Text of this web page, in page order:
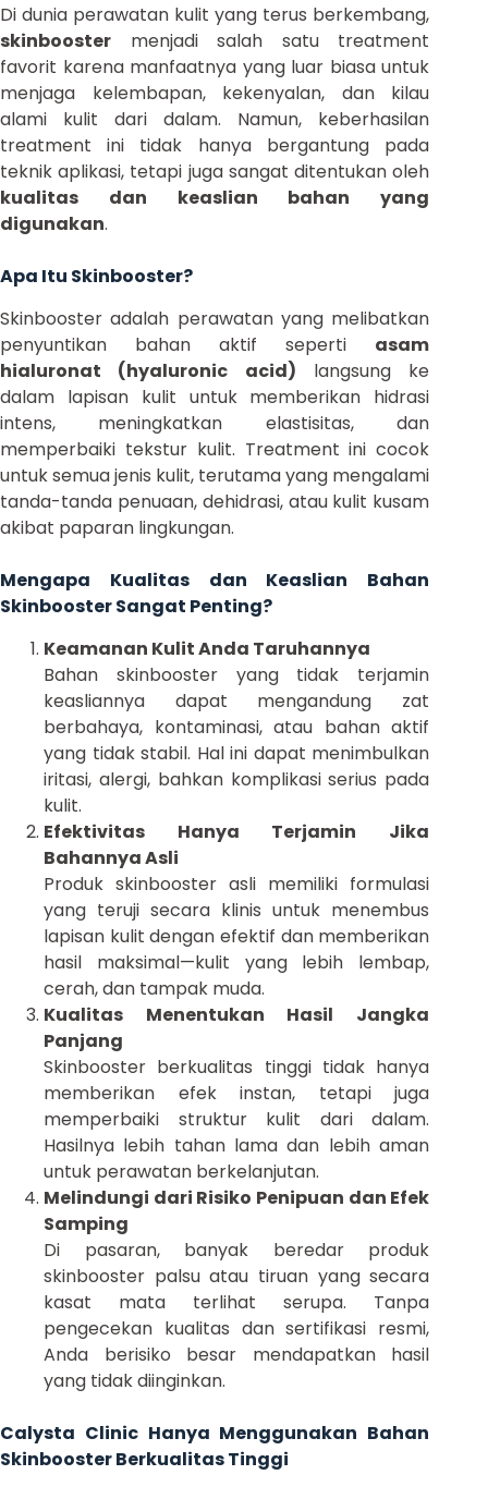
Di dunia perawatan kulit yang terus berkembang,
skinbooster menjadi salah satu treatment
favorit karena manfaatnya yang luar biasa untuk
menjaga kelembapan, kekenyalan, dan kilau
alami kulit dari dalam. Namun, keberhasilan
treatment ini tidak hanya bergantung pada
teknik aplikasi, tetapi juga sangat ditentukan oleh
kualitas dan keaslian bahan yang
digunakan.
Apa Itu Skinbooster?
Skinbooster adalah perawatan yang melibatkan
penyuntikan bahan aktif seperti asam
hialuronat (hyaluronic acid) langsung ke
dalam lapisan kulit untuk memberikan hidrasi
intens, meningkatkan elastisitas, dan
memperbaiki tekstur kulit. Treatment ini cocok
untuk semua jenis kulit, terutama yang mengalami
tanda-tanda penuaan, dehidrasi, atau kulit kusam
akibat paparan lingkungan.
Mengapa Kualitas dan Keaslian Bahan
Skinbooster Sangat Penting?
Keamanan Kulit Anda Taruhannya
Bahan skinbooster yang tidak terjamin
keasliannya dapat mengandung zat
berbahaya, kontaminasi, atau bahan aktif
yang tidak stabil. Hal ini dapat menimbulkan
iritasi, alergi, bahkan komplikasi serius pada
kulit.
Efektivitas Hanya Terjamin Jika
Bahannya Asli
Produk skinbooster asli memiliki formulasi
yang teruji secara klinis untuk menembus
lapisan kulit dengan efektif dan memberikan
hasil maksimal—kulit yang lebih lembap,
cerah, dan tampak muda.
Kualitas Menentukan Hasil Jangka
Panjang
Skinbooster berkualitas tinggi tidak hanya
memberikan efek instan, tetapi juga
memperbaiki struktur kulit dari dalam.
Hasilnya lebih tahan lama dan lebih aman
untuk perawatan berkelanjutan.
Melindungi dari Risiko Penipuan dan Efek
Samping
Di pasaran, banyak beredar produk
skinbooster palsu atau tiruan yang secara
kasat mata terlihat serupa. Tanpa
pengecekan kualitas dan sertifikasi resmi,
Anda berisiko besar mendapatkan hasil
yang tidak diinginkan.
Calysta Clinic Hanya Menggunakan Bahan
Skinbooster Berkualitas Tinggi